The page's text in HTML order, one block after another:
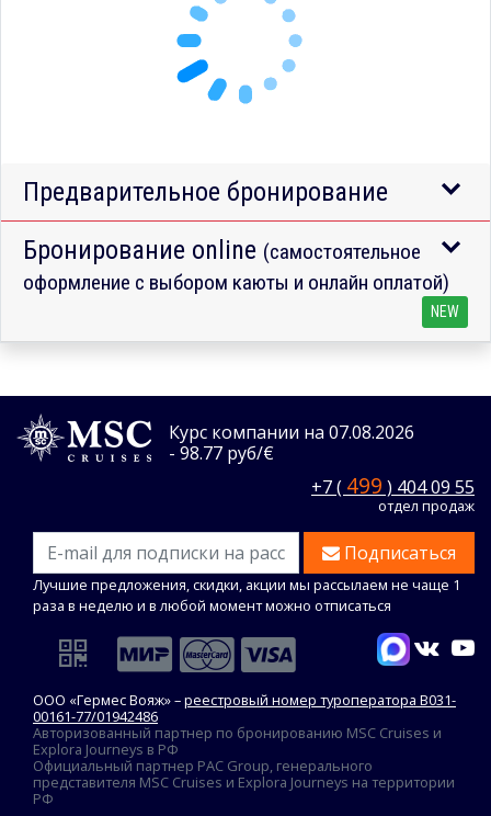
Предварительное бронирование
Бронирование online (самостоятельное
оформление с выбором каюты и онлайн оплатой)
NEW
Курс компании на 07.08.2026
- 98.77 руб/€
+7 ( 499 ) 404 09 55
отдел продаж
Подписаться
Лучшие предложения, скидки, акции мы рассылаем не чаще 1
раза в неделю и в любой момент можно отписаться
ООО «Гермес Вояж» –реестровый номер туроператора В031-
00161-77/01942486
Авторизованный партнер по бронированию MSC Cruises и
Explora Journeys в РФ
Официальный партнер PAC Group, генерального
представителя MSC Cruises и Explora Journeys на территории
РФ